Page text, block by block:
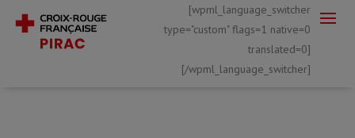
[wpml_language_switcher
type="custom" flags=1 native=0
translated=0]
[/wpml_language_switcher]